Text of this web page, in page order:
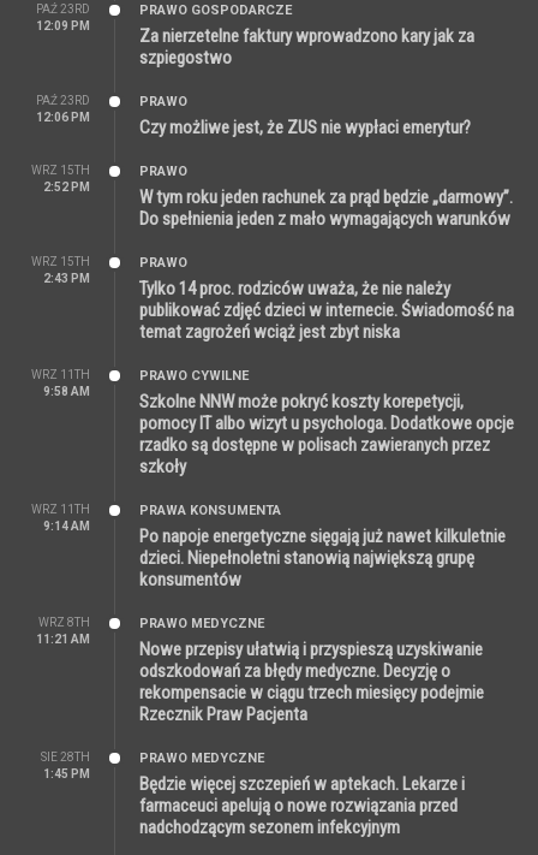
PAŹ 23RD
12:09 PM
PRAWO GOSPODARCZE
Za nierzetelne faktury wprowadzono kary jak za
szpiegostwo
PAŹ 23RD
12:06 PM
PRAWO
Czy możliwe jest, że ZUS nie wypłaci emerytur?
WRZ 15TH
2:52 PM
PRAWO
W tym roku jeden rachunek za prąd będzie „darmowy”.
Do spełnienia jeden z mało wymagających warunków
WRZ 15TH
2:43 PM
PRAWO
Tylko 14 proc. rodziców uważa, że nie należy
publikować zdjęć dzieci w internecie. Świadomość na
temat zagrożeń wciąż jest zbyt niska
WRZ 11TH
9:58 AM
PRAWO CYWILNE
Szkolne NNW może pokryć koszty korepetycji,
pomocy IT albo wizyt u psychologa. Dodatkowe opcje
rzadko są dostępne w polisach zawieranych przez
szkoły
WRZ 11TH
9:14 AM
PRAWA KONSUMENTA
Po napoje energetyczne sięgają już nawet kilkuletnie
dzieci. Niepełnoletni stanowią największą grupę
konsumentów
WRZ 8TH
11:21 AM
PRAWO MEDYCZNE
Nowe przepisy ułatwią i przyspieszą uzyskiwanie
odszkodowań za błędy medyczne. Decyzję o
rekompensacie w ciągu trzech miesięcy podejmie
Rzecznik Praw Pacjenta
SIE 28TH
1:45 PM
PRAWO MEDYCZNE
Będzie więcej szczepień w aptekach. Lekarze i
farmaceuci apelują o nowe rozwiązania przed
nadchodzącym sezonem infekcyjnym